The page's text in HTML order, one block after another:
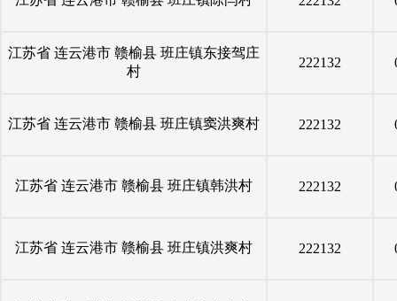
江苏省 连云港市 赣榆县 班庄镇东接驾庄
村
222132
江苏省 连云港市 赣榆县 班庄镇窦洪爽村 222132
江苏省 连云港市 赣榆县 班庄镇韩洪村 222132
江苏省 连云港市 赣榆县 班庄镇洪爽村 222132